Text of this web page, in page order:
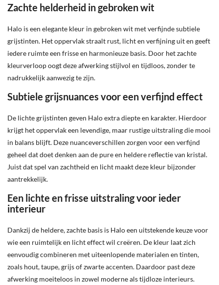
Zachte helderheid in gebroken wit
Halo is een elegante kleur in gebroken wit met verfijnde subtiele
grijstinten. Het oppervlak straalt rust, licht en verfijning uit en geeft
iedere ruimte een frisse en harmonieuze basis. Door het zachte
kleurverloop oogt deze afwerking stijlvol en tijdloos, zonder te
nadrukkelijk aanwezig te zijn.
Subtiele grijsnuances voor een verfijnd effect
De lichte grijstinten geven Halo extra diepte en karakter. Hierdoor
krijgt het oppervlak een levendige, maar rustige uitstraling die mooi
in balans blijft. Deze nuanceverschillen zorgen voor een verfijnd
geheel dat doet denken aan de pure en heldere reflectie van kristal.
Juist dat spel van zachtheid en licht maakt deze kleur bijzonder
aantrekkelijk.
Een lichte en frisse uitstraling voor ieder
interieur
Dankzij de heldere, zachte basis is Halo een uitstekende keuze voor
wie een ruimtelijk en licht effect wil creëren. De kleur laat zich
eenvoudig combineren met uiteenlopende materialen en tinten,
zoals hout, taupe, grijs of zwarte accenten. Daardoor past deze
afwerking moeiteloos in zowel moderne als tijdloze interieurs.